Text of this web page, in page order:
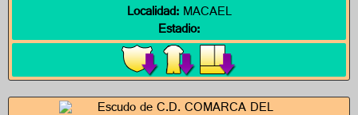
Localidad:MACAEL
Estadio: